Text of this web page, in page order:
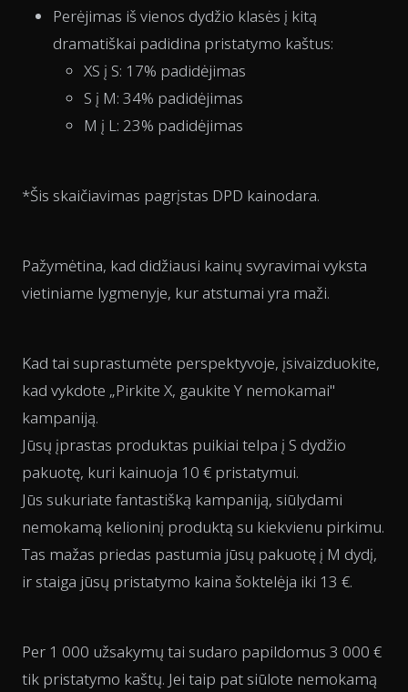
Perėjimas iš vienos dydžio klasės į kitą
dramatiškai padidina pristatymo kaštus:
XS į S: 17% padidėjimas
S į M: 34% padidėjimas
M į L: 23% padidėjimas
*Šis skaičiavimas pagrįstas DPD kainodara.
Pažymėtina, kad didžiausi kainų svyravimai vyksta
vietiniame lygmenyje, kur atstumai yra maži.
Kad tai suprastumėte perspektyvoje, įsivaizduokite,
kad vykdote „Pirkite X, gaukite Y nemokamai"
kampaniją.
Jūsų įprastas produktas puikiai telpa į S dydžio
pakuotę, kuri kainuoja 10 € pristatymui.
Jūs sukuriate fantastišką kampaniją, siūlydami
nemokamą kelioninį produktą su kiekvienu pirkimu.
Tas mažas priedas pastumia jūsų pakuotę į M dydį,
ir staiga jūsų pristatymo kaina šoktelėja iki 13 €.
Per 1 000 užsakymų tai sudaro papildomus 3 000 €
tik pristatymo kaštų. Jei taip pat siūlote nemokamą